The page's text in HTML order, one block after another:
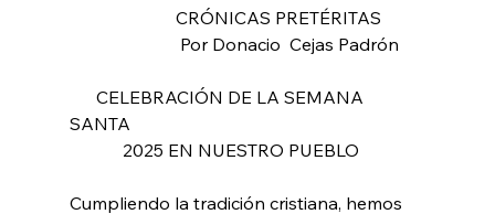
CRÓNICAS PRETÉRITAS
Por Donacio  Cejas Padrón
CELEBRACIÓN DE LA SEMANA
SANTA
2025 EN NUESTRO PUEBLO
Cumpliendo la tradición cristiana, hemos